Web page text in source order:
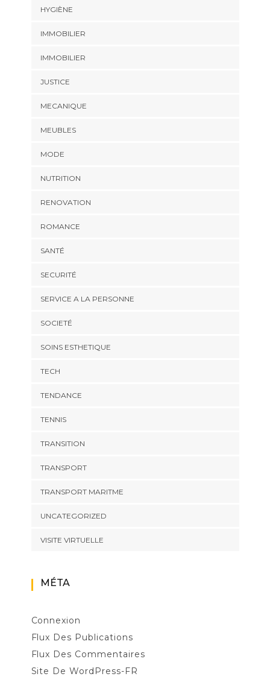
HYGIÈNE
IMMOBILIER
IMMOBILIER
JUSTICE
MECANIQUE
MEUBLES
MODE
NUTRITION
RENOVATION
ROMANCE
SANTÉ
SECURITÉ
SERVICE A LA PERSONNE
SOCIETÉ
SOINS ESTHETIQUE
TECH
TENDANCE
TENNIS
TRANSITION
TRANSPORT
TRANSPORT MARITME
UNCATEGORIZED
VISITE VIRTUELLE
MÉTA
Connexion
Flux Des Publications
Flux Des Commentaires
Site De WordPress-FR